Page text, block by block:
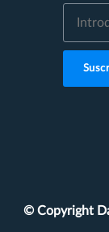
© Copyright